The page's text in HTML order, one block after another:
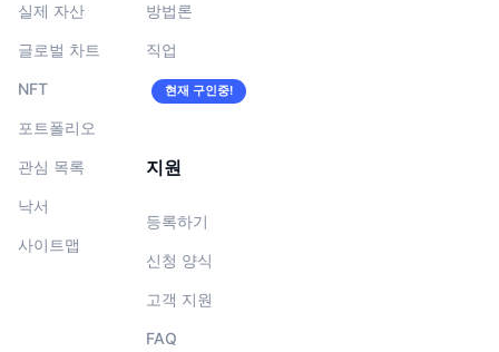
실제 자산
글로벌 차트
NFT
포트폴리오
관심 목록
낙서
사이트맵
방법론
직업
현재 구인중!
지원
등록하기
신청 양식
고객 지원
FAQ